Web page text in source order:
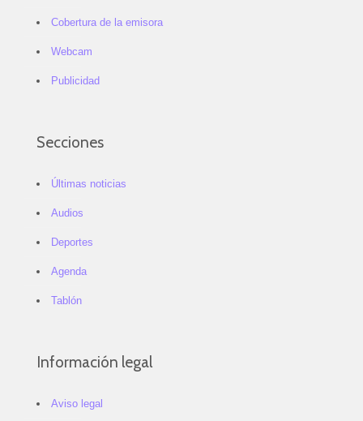
Cobertura de la emisora
Webcam
Publicidad
Secciones
Últimas noticias
Audios
Deportes
Agenda
Tablón
Información legal
Aviso legal